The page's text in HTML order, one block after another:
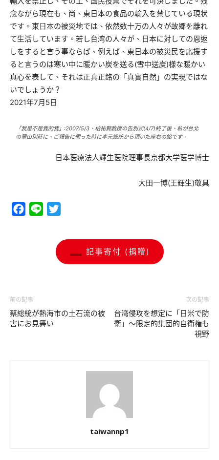
念ながら現在も、尚、東日本の食品の輸入を禁じている現状
です。東日本の被災地では、依然数十万の人々が故郷を離れ
て生活しています。若し台湾の人々が、日本に対しての恩返
しをすると言う事ならば、例えば、東日本の被災民を応援す
ると言うのは寒い中に暖かい炭を送る(雪中送炭)様な暖かい
真心を表して、それは正真正銘の「真實自然」の実現ではな
いでしょうか？
2021年7月5日
「我是不是我的我」:2007/5/3、柏祐賢教授の告別式(4/7)終了後、私が台北
の翠山別莊に、ご報告に伺った時に李元総統から頂いた座右の銘です。
日本医療法人輝生医院理事長京都大学医学博士
大田一博(王輝生)敬具
Facebook
Line
記事寄付 (捐贈)
前の記事
蔡総統が熱海市の土石流の被
害にお見舞い
次の記事
台湾侵攻を想定に「日米で防
衛」～限定的集団的自衛権も
視野
taiwannp1